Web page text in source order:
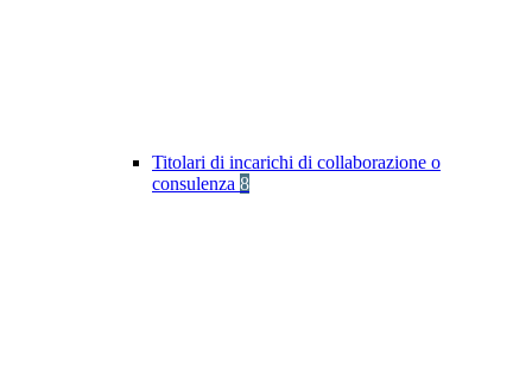
Titolari di incarichi di collaborazione o
consulenza 8